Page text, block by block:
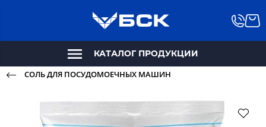
КАТАЛОГ ПРОДУКЦИИ
СОЛЬ ДЛЯ ПОСУДОМОЕЧНЫХ МАШИН